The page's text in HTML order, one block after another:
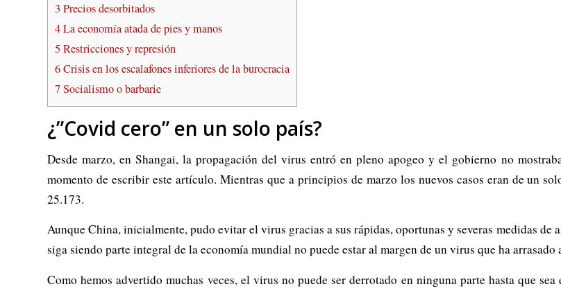
3 Precios desorbitados
4La economía atada de pies y manos
5 Restricciones y represión
6Crisis en los escalafones inferiores de la burocracia
7Socialismo o barbarie
¿”Covid cero” en un solo país?
Desde marzo, en Shangai, la propagación del virus entró en pleno apogeo y el gobierno no
momento de escribir este artículo. Mientras que a principios de marzo los nuevos casos eran de un
25.173.
Aunque China, inicialmente, pudo evitar el virus gracias a sus rápidas, oportunas y severas medidas de
siga siendo parte integral de la economía mundial no puede estar al margen de un virus que ha arrasado
Como hemos advertido muchas veces, el virus no puede ser derrotado en ninguna parte hasta que